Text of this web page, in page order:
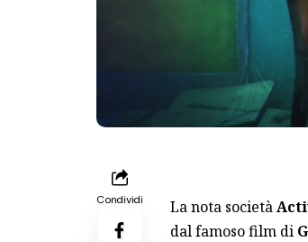
Condividi La nota società
dal famoso film di